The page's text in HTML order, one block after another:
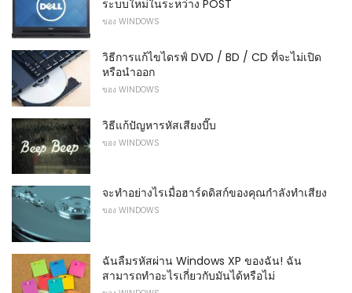
ระบบใหม่ในระหว่าง POST
ของ WINDOWS
วิธีการแก้ไขไดรฟ์ DVD / BD / CD ที่จะไม่เปิด
หรือนำออก
ของ WINDOWS
วิธีแก้ปัญหารหัสเสียงบี๊บ
ของ WINDOWS
จะทำอย่างไรเมื่อฮาร์ดดิสก์ของคุณกำลังทำเสียง
ของ WINDOWS
ฉันลืมรหัสผ่าน Windows XP ของฉัน! ฉัน
สามารถทำอะไรเกี่ยวกับมันได้หรือไม่